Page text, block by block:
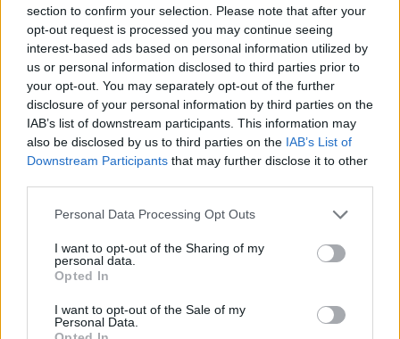
section to confirm your selection. Please note that after your
opt-out request is processed you may continue seeing
interest-based ads based on personal information utilized by
us or personal information disclosed to third parties prior to
your opt-out. You may separately opt-out of the further
disclosure of your personal information by third parties on the
IAB’s list of downstream participants. This information may
also be disclosed by us to third parties on the IAB’s List of
Downstream Participants that may further disclose it to other
Please note that this website/app uses one or more Google
not limited to your visit or usage behaviour. You may click to
grant or deny consent to Google and its third-party tags to
use your data for below specified purposes in below Google
consent section.
Personal Data Processing Opt Outs
I want to opt-out of the Sharing of my
personal data.
Opted In
I want to opt-out of the Sale of my
Personal Data.
Publicidad: